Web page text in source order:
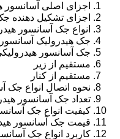
اجزای اصلی آسانسور
اجزای تشکیل دهنده
انواع جک آسانسور
جک هیدرولیک
جک آسانسور
مستقیم از زیر
مستقیم از کنار
نحوه اتصال انواع جک
تعداد جک آسانسور
کیفیت انواع جک
قیمت جک آسانسور
کاربرد انواع جک